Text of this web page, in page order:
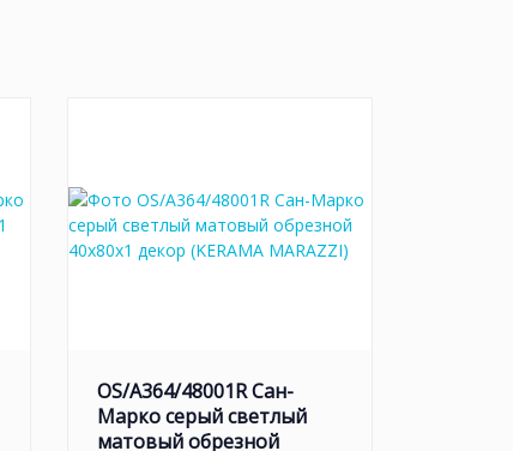
OS/A364/48001R Сан-
Марко серый светлый
матовый обрезной